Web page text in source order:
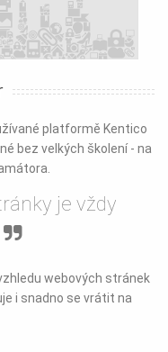
platformě Kentico
bez velkých školení - na
je vždy
webových stránek
i snadno se vrátit na